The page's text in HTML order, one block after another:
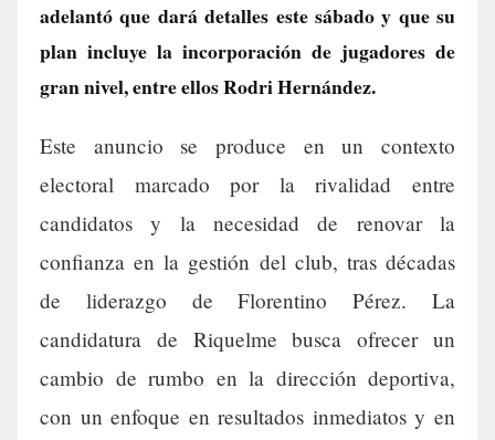
adelantó que dará detalles este sábado y que su
plan incluye la incorporación de jugadores de
gran nivel, entre ellos Rodri Hernández.
Este anuncio se produce en un contexto
electoral marcado por la rivalidad entre
candidatos y la necesidad de renovar la
confianza en la gestión del club, tras décadas
de liderazgo de Florentino Pérez. La
candidatura de Riquelme busca ofrecer un
cambio de rumbo en la dirección deportiva,
con un enfoque en resultados inmediatos y en